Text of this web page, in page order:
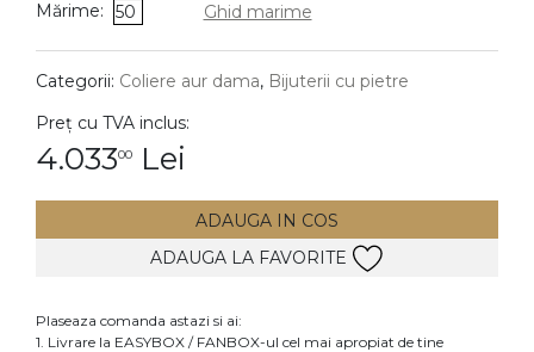
DIAMANTE Vezi toate
Cercei
Accesorii
Mărime: 50 Ghid marime
Categorii: Coliere aur dama, Bijuterii cu pietre
Preț cu TVA inclus:
4.03300 Lei
ADAUGA IN COS
ADAUGA LA FAVORITE
Plaseaza comanda astazi si ai:
1. Livrare la EASYBOX / FANBOX-ul cel mai apropiat de tine